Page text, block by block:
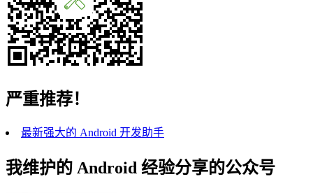
严重推荐！
最新强大的 Android 开发助手
我维护的 Android 经验分享的公众号